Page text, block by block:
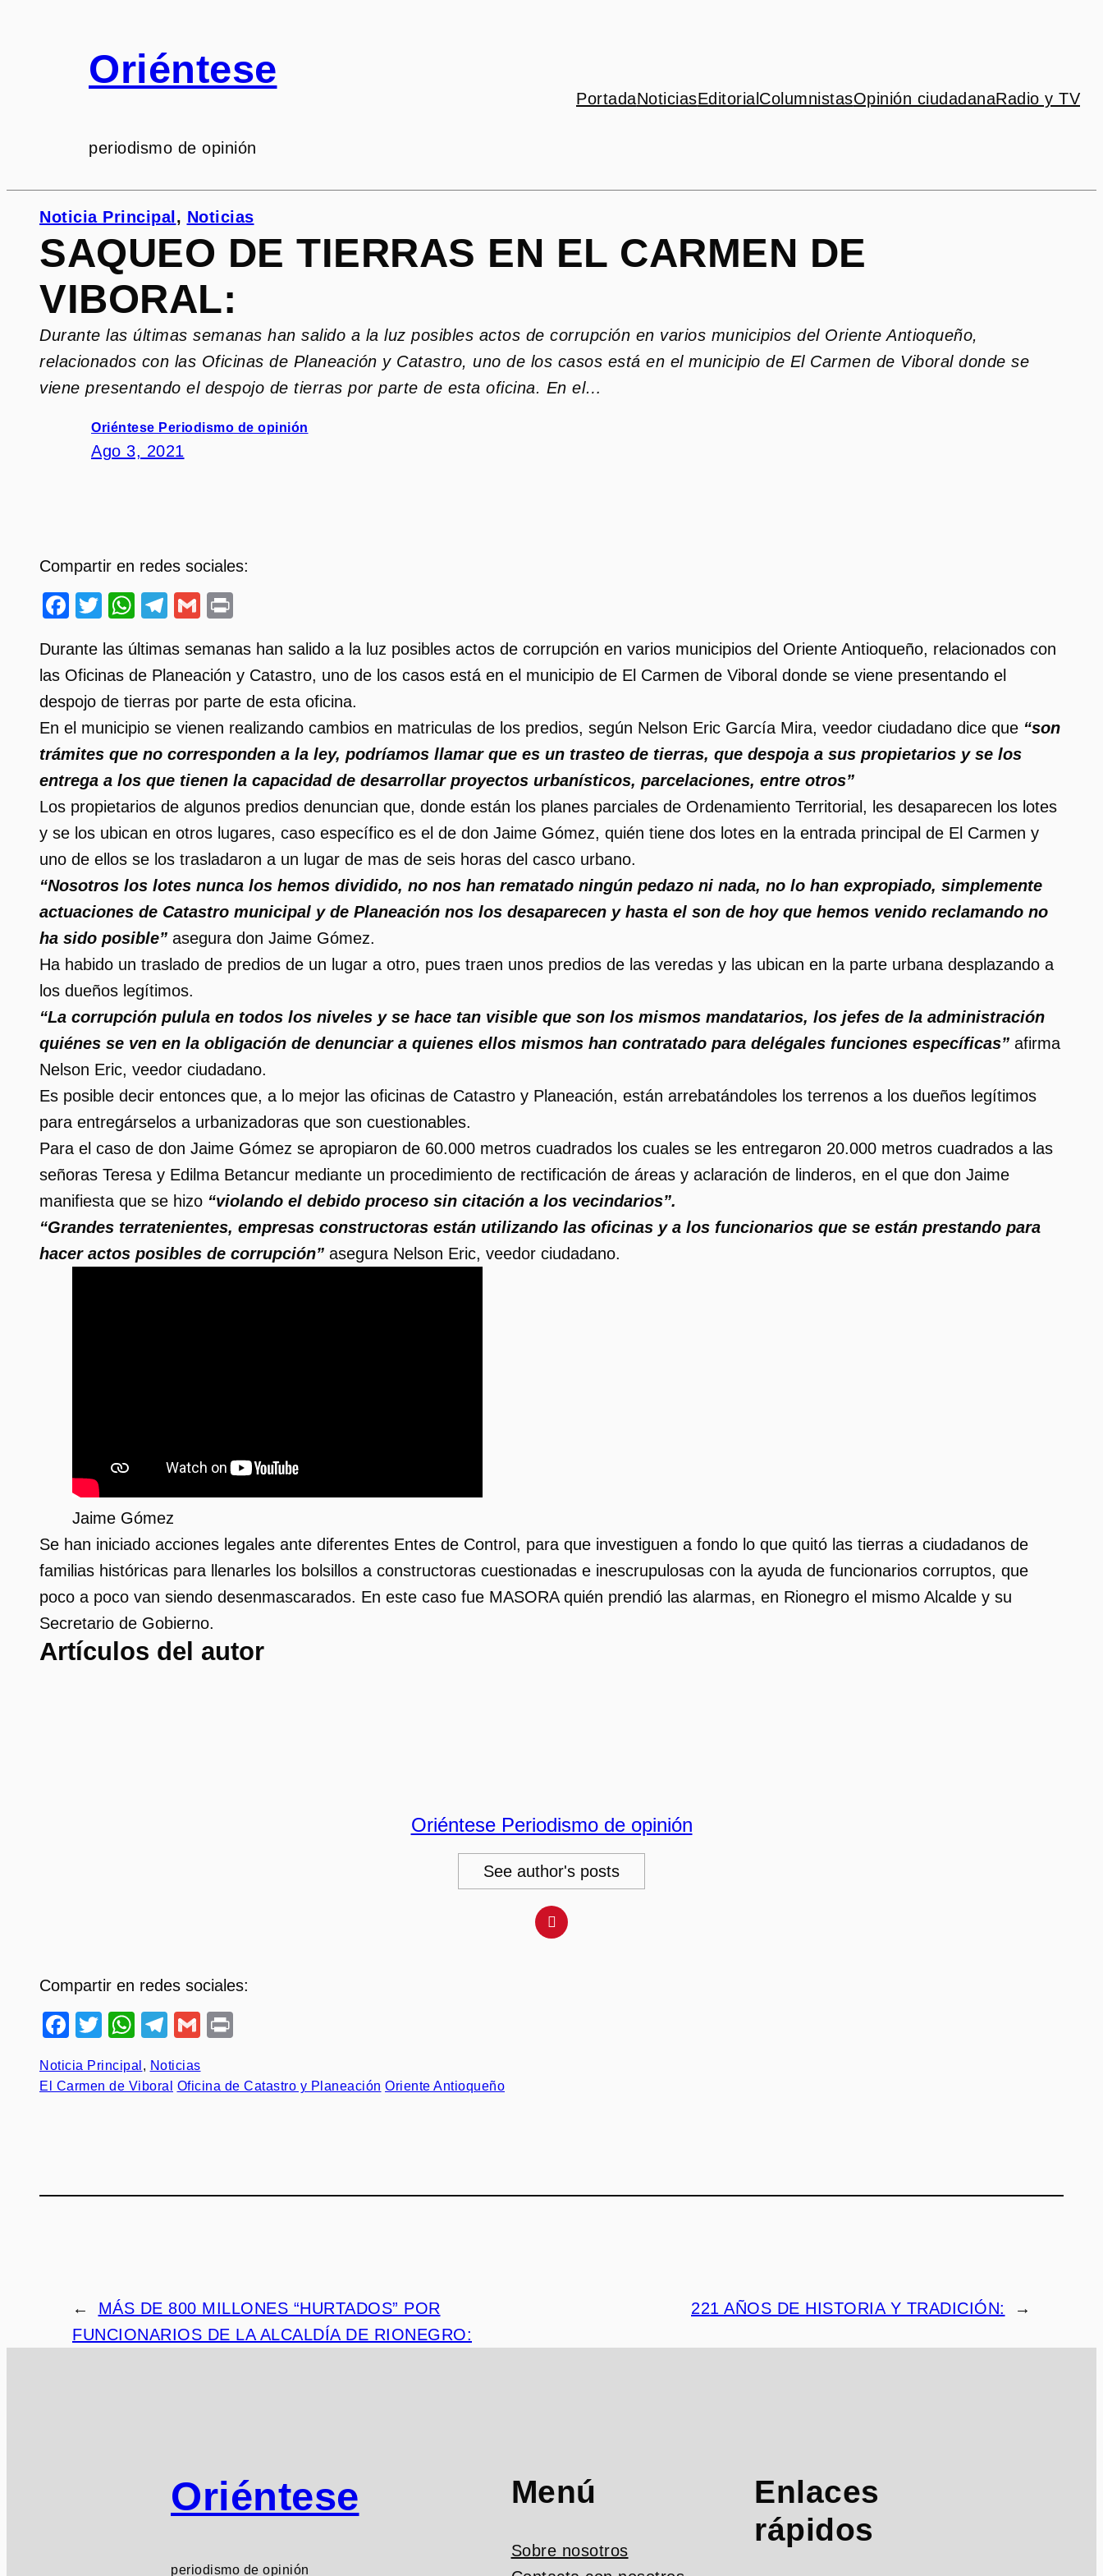
Oriéntese
periodismo de opinión
PortadaNoticiasEditorial ColumnistasOpinión ciudadanaRadio y TV
Noticia Principal , Noticias
SAQUEO DE TIERRAS EN EL CARMEN DE
VIBORAL:
Durante las últimas semanas han salido a la luz posibles actos de corrupción en varios municipios del Oriente Antioqueño,
relacionados con las Oficinas de Planeación y Catastro, uno de los casos está en el municipio de El Carmen de Viboral donde se
viene presentando el despojo de tierras por parte de esta oficina. En el…
Oriéntese Periodismo de opinión
Ago 3, 2021
Compartir en redes sociales:
Facebook
TwitterWhatsApp
Telegram
Gmail
Durante las últimas semanas han salido a la luz posibles actos de corrupción en varios municipios del Oriente Antioqueño, relacionados con
las Oficinas de Planeación y Catastro, uno de los casos está en el municipio de El Carmen de Viboral donde se viene presentando el
despojo de tierras por parte de esta oficina.
En el municipio se vienen realizando cambios en matriculas de los predios, según Nelson Eric García Mira, veedor ciudadano dice que “son
trámites que no corresponden a la ley, podríamos llamar que es un trasteo de tierras, que despoja a sus propietarios y se los
entrega a los que tienen la capacidad de desarrollar proyectos urbanísticos, parcelaciones, entre otros”
Los propietarios de algunos predios denuncian que, donde están los planes parciales de Ordenamiento Territorial, les desaparecen los lotes
y se los ubican en otros lugares, caso específico es el de don Jaime Gómez, quién tiene dos lotes en la entrada principal de El Carmen y
uno de ellos se los trasladaron a un lugar de mas de seis horas del casco urbano.
“Nosotros los lotes nunca los hemos dividido, no nos han rematado ningún pedazo ni nada, no lo han expropiado, simplemente
actuaciones de Catastro municipal y de Planeación nos los desaparecen y hasta el son de hoy que hemos venido reclamando no
ha sido posible” asegura don Jaime Gómez.
Ha habido un traslado de predios de un lugar a otro, pues traen unos predios de las veredas y las ubican en la parte urbana desplazando a
los dueños legítimos.
“La corrupción pulula en todos los niveles y se hace tan visible que son los mismos mandatarios, los jefes de la administración
quiénes se ven en la obligación de denunciar a quienes ellos mismos han contratado para delégales funciones específicas” afirma
Nelson Eric, veedor ciudadano.
Es posible decir entonces que, a lo mejor las oficinas de Catastro y Planeación, están arrebatándoles los terrenos a los dueños legítimos
para entregárselos a urbanizadoras que son cuestionables.
Para el caso de don Jaime Gómez se apropiaron de 60.000 metros cuadrados los cuales se les entregaron 20.000 metros cuadrados a las
señoras Teresa y Edilma Betancur mediante un procedimiento de rectificación de áreas y aclaración de linderos, en el que don Jaime
manifiesta que se hizo “violando el debido proceso sin citación a los vecindarios”.
“Grandes terratenientes, empresas constructoras están utilizando las oficinas y a los funcionarios que se están prestando para
hacer actos posibles de corrupción” asegura Nelson Eric, veedor ciudadano.
Jaime Gómez
Se han iniciado acciones legales ante diferentes Entes de Control, para que investiguen a fondo lo que quitó las tierras a ciudadanos de
familias históricas para llenarles los bolsillos a constructoras cuestionadas e inescrupulosas con la ayuda de funcionarios corruptos, que
poco a poco van siendo desenmascarados. En este caso fue MASORA quién prendió las alarmas, en Rionegro el mismo Alcalde y su
Secretario de Gobierno.
Artículos del autor
Oriéntese Periodismo de opinión
See author's posts
Compartir en redes sociales:
Facebook
TwitterWhatsApp
Telegram
Gmail
Noticia Principal , Noticias
El Carmen de Viboral Oficina de Catastro y Planeación Oriente Antioqueño
←
MÁS DE 800 MILLONES “HURTADOS” POR
FUNCIONARIOS DE LA ALCALDÍA DE RIONEGRO:
221 AÑOS DE HISTORIA Y TRADICIÓN: →
Oriéntese
periodismo de opinión
Menú
Sobre nosotros
Enlaces
rápidos